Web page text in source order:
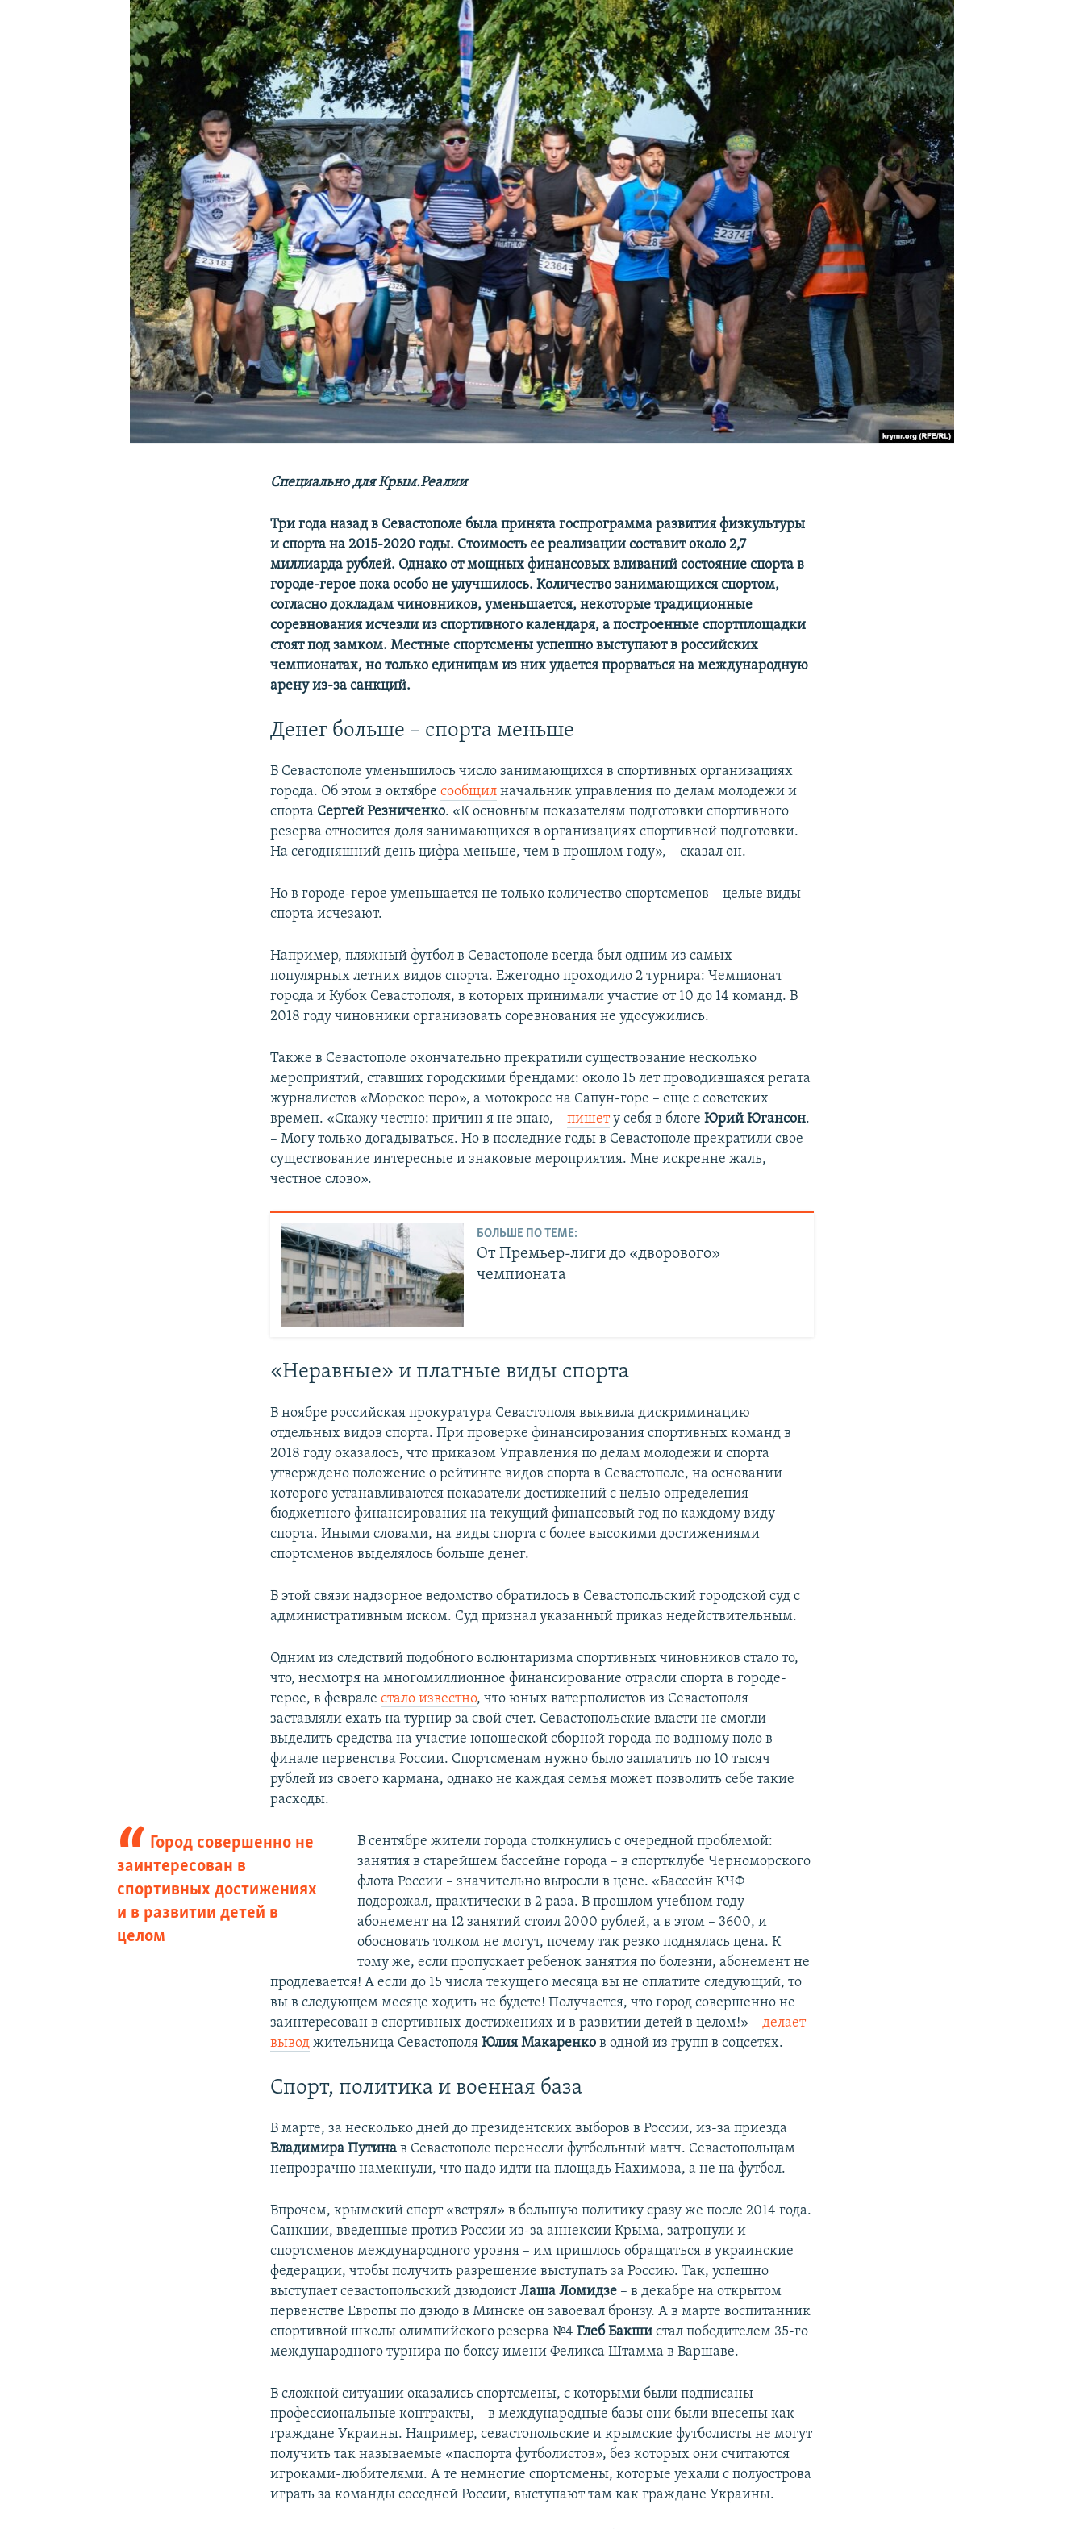
КРЫМ.НЕПОКОРЕННЫЙ
УКРАИНСКАЯ ПРОБЛЕМА КРЫМА
Специально для Крым.Реалии
Три года назад в Севастополе была принята госпрограмма развития физкультуры
и спорта на 2015-2020 годы. Стоимость ее реализации составит около 2,7
миллиарда рублей. Однако от мощных финансовых вливаний состояние спорта в
городе-герое пока особо не улучшилось. Количество занимающихся спортом,
согласно докладам чиновников, уменьшается, некоторые традиционные
соревнования исчезли из спортивного календаря, а построенные спортплощадки
стоят под замком. Местные спортсмены успешно выступают в российских
чемпионатах, но только единицам из них удается прорваться на международную
арену из-за санкций.
Денег больше – спорта меньше
В Севастополе уменьшилось число занимающихся в спортивных организациях
города. Об этом в октябресообщил начальник управления по делам молодежи и
спорта Сергей Резниченко. «К основным показателям подготовки спортивного
резерва относится доля занимающихся в организациях спортивной подготовки.
На сегодняшний день цифра меньше, чем в прошлом году», – сказал он.
Но в городе-герое уменьшается не только количество спортсменов – целые виды
спорта исчезают.
Например, пляжный футбол в Севастополе всегда был одним из самых
популярных летних видов спорта. Ежегодно проходило 2 турнира: Чемпионат
города и Кубок Севастополя, в которых принимали участие от 10 до 14 команд. В
2018 году чиновники организовать соревнования не удосужились.
Также в Севастополе окончательно прекратили существование несколько
мероприятий, ставших городскими брендами: около 15 лет проводившаяся регата
журналистов «Морское перо», а мотокросс на Сапун-горе – еще с советских
времен. «Скажу честно: причин я не знаю, –пишету себя в блогеЮрий Югансон.
– Могу только догадываться. Но в последние годы в Севастополе прекратили свое
существование интересные и знаковые мероприятия. Мне искренне жаль,
честное слово».
БОЛЬШЕ ПО ТЕМЕ:
От Премьер-лиги до «дворового»
чемпионата
«Неравные» и платные виды спорта
В ноябре российская прокуратура Севастополя выявила дискриминацию
отдельных видов спорта. При проверке финансирования спортивных команд в
2018 году оказалось, что приказом Управления по делам молодежи и спорта
утверждено положение о рейтинге видов спорта в Севастополе, на основании
которого устанавливаются показатели достижений с целью определения
бюджетного финансирования на текущий финансовый год по каждому виду
спорта. Иными словами, на виды спорта с более высокими достижениями
спортсменов выделялось больше денег.
В этой связи надзорное ведомство обратилось в Севастопольский городской суд с
административным иском. Суд признал указанный приказ недействительным.
Одним из следствий подобного волюнтаризма спортивных чиновников стало то,
что, несмотря на многомиллионное финансирование отрасли спорта в городе-
герое, в февралестало известно, что юных ватерполистов из Севастополя
заставляли ехать на турнир за свой счет. Севастопольские власти не смогли
выделить средства на участие юношеской сборной города по водному поло в
финале первенства России. Спортсменам нужно было заплатить по 10 тысяч
рублей из своего кармана, однако не каждая семья может позволить себе такие
расходы.
Город совершенно не
заинтересован в
спортивных достижениях
и в развитии детей в
целом
В сентябре жители города столкнулись с очередной проблемой:
занятия в старейшем бассейне города – в спортклубе Черноморского
флота России – значительно выросли в цене. «Бассейн КЧФ
подорожал, практически в 2 раза. В прошлом учебном году
абонемент на 12 занятий стоил 2000 рублей, а в этом – 3600, и
обосновать толком не могут, почему так резко поднялась цена. К
тому же, если пропускает ребенок занятия по болезни, абонемент не
продлевается! А если до 15 числа текущего месяца вы не оплатите следующий, то
вы в следующем месяце ходить не будете! Получается, что город совершенно не
заинтересован в спортивных достижениях и в развитии детей в целом!» –делает
вывод жительница СевастополяЮлия Макаренко в одной из групп в соцсетях.
Спорт, политика и военная база
В марте, за несколько дней до президентских выборов в России, из-за приезда
Владимира Путина в Севастополе перенесли футбольный матч. Севастопольцам
непрозрачно намекнули, что надо идти на площадь Нахимова, а не на футбол.
Впрочем, крымский спорт «встрял» в большую политику сразу же после 2014 года.
Санкции, введенные против России из-за аннексии Крыма, затронули и
спортсменов международного уровня – им пришлось обращаться в украинские
федерации, чтобы получить разрешение выступать за Россию. Так, успешно
выступает севастопольский дзюдоистЛаша Ломидзе – в декабре на открытом
первенстве Европы по дзюдо в Минске он завоевал бронзу. А в марте воспитанник
спортивной школы олимпийского резерва №4Глеб Бакши стал победителем 35-го
международного турнира по боксу имени Феликса Штамма в Варшаве.
В сложной ситуации оказались спортсмены, с которыми были подписаны
профессиональные контракты, – в международные базы они были внесены как
граждане Украины. Например, севастопольские и крымские футболисты не могут
получить так называемые «паспорта футболистов», без которых они считаются
игроками-любителями. А те немногие спортсмены, которые уехали с полуострова
играть за команды соседней России, выступают там как граждане Украины.